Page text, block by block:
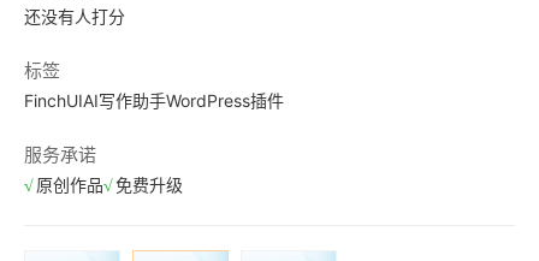
还没有人打分
标签
FinchUIAI写作助手WordPress插件
服务承诺
原创作品 免费升级